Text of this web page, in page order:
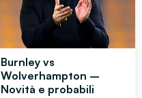
Burnley vs
Wolverhampton –
Novità e probabili